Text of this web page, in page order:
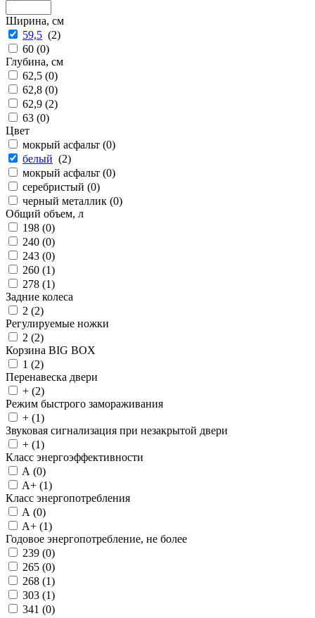
Ширина, см
59,5 (2)
60 (0)
Глубина, см
62,5 (0)
62,8 (0)
62,9 (2)
63 (0)
Цвет
мокрый асфальт (0)
белый (2)
мокрый асфальт (0)
серебристый (0)
черный металлик (0)
Общий объем, л
198 (0)
240 (0)
243 (0)
260 (1)
278 (1)
Задние колеса
2 (2)
Регулируемые ножки
2 (2)
Корзина BIG BOX
1 (2)
Перенавеска двери
+ (2)
Режим быстрого замораживания
+ (1)
Звуковая сигнализация при незакрытой двери
+ (1)
Класс энергоэффективности
A (0)
A+ (1)
Класс энергопотребления
A (0)
A+ (1)
Годовое энергопотребление, не более
239 (0)
265 (0)
268 (1)
303 (1)
341 (0)